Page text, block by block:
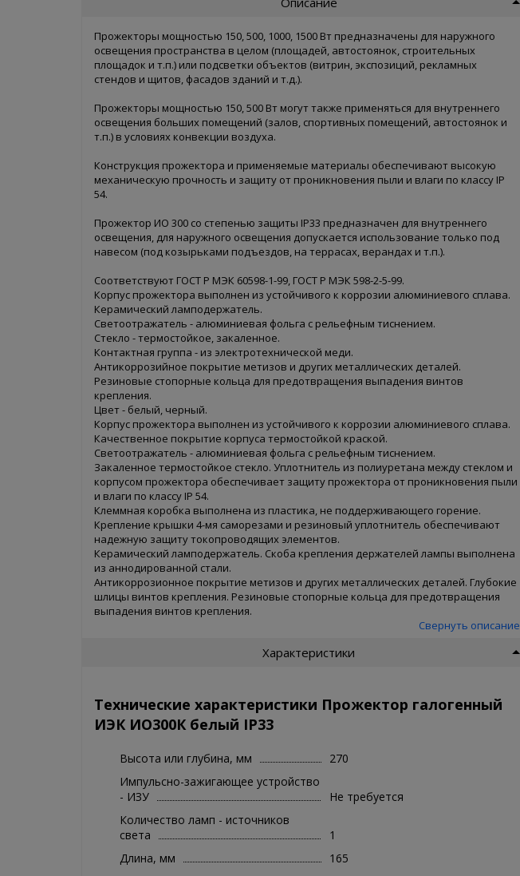
Прожекторы мощностью 150, 500, 1000, 1500 Вт предназначены для наружного
освещения пространства в целом (площадей, автостоянок, строительных
площадок и т.п.) или подсветки объектов (витрин, экспозиций, рекламных
стендов и щитов, фасадов зданий и т.д.).
Прожекторы мощностью 150, 500 Вт могут также применяться для внутреннего
освещения больших помещений (залов, спортивных помещений, автостоянок и
т.п.) в условиях конвекции воздуха.
Конструкция прожектора и применяемые материалы обеспечивают высокую
механическую прочность и защиту от проникновения пыли и влаги по классу IP
54.
Прожектор ИО 300 со степенью защиты IP33 предназначен для внутреннего
освещения, для наружного освещения допускается использование только под
навесом (под козырьками подъездов, на террасах, верандах и т.п.).
Соответствуют ГОСТ Р МЭК 60598-1-99, ГОСТ Р МЭК 598-2-5-99.
Корпус прожектора выполнен из устойчивого к коррозии алюминиевого сплава.
Керамический ламподержатель.
Светоотражатель - алюминиевая фольга с рельефным тиснением.
Стекло - термостойкое, закаленное.
Контактная группа - из электротехнической меди.
Антикоррозийное покрытие метизов и других металлических деталей.
Резиновые стопорные кольца для предотвращения выпадения винтов
крепления.
Цвет - белый, черный.
Корпус прожектора выполнен из устойчивого к коррозии алюминиевого сплава.
Качественное покрытие корпуса термостойкой краской.
Светоотражатель - алюминиевая фольга с рельефным тиснением.
Закаленное термостойкое стекло. Уплотнитель из полиуретана между стеклом и
корпусом прожектора обеспечивает защиту прожектора от проникновения пыли
и влаги по классу IP 54.
Клеммная коробка выполнена из пластика, не поддерживающего горение.
Крепление крышки 4-мя саморезами и резиновый уплотнитель обеспечивают
надежную защиту токопроводящих элементов.
Керамический ламподержатель. Скоба крепления держателей лампы выполнена
из аннодированной стали.
Антикоррозионное покрытие метизов и других металлических деталей. Глубокие
шлицы винтов крепления. Резиновые стопорные кольца для предотвращения
выпадения винтов крепления.
Свернуть описание
Характеристики
Технические характеристики Прожектор галогенный
ИЭК ИО300К белый IP33
Высота или глубина, мм
270
Импульсно-зажигающее устройство
- ИЗУ
Не требуется
Количество ламп - источников
света
1
Длина, мм
165